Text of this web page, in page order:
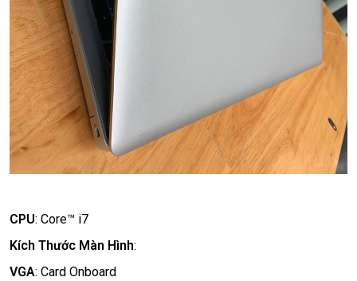
CPU: Core™ i7
Kích Thước Màn Hình:
VGA: Card Onboard